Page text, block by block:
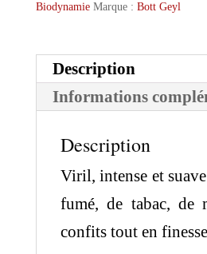
Biodynamie Marque : Bott Geyl
Description
Informations
Description
Viril, intense et
fumé, de tabac, de
confits tout en